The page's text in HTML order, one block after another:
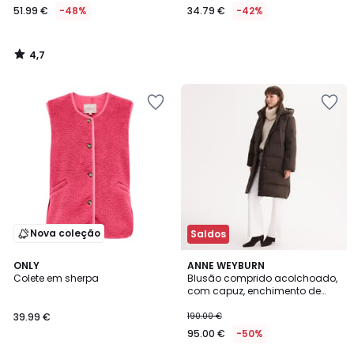
51.99 € -48%
4,7
/
34.79 € -42%
Nova coleção
ONLY
Colete em sherpa
39.99 €
Saldos
ANNE WEYBURN
Blusão comprido acolchoado,
com capuz, enchimento de
inverno
190.00 €
95.00 € -50%
4,3
/ 5
2
Cores